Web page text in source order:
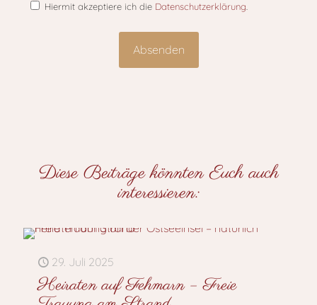
Hiermit akzeptiere ich die Datenschutzerklärung
Diese Beiträge könnten Euch auch
interessieren:
29. Juli 2025
Heiraten auf Fehmarn – Freie